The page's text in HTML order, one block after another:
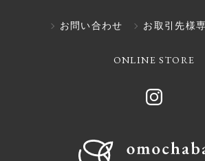
お問い合わせ お取引先様
ONLINE STORE